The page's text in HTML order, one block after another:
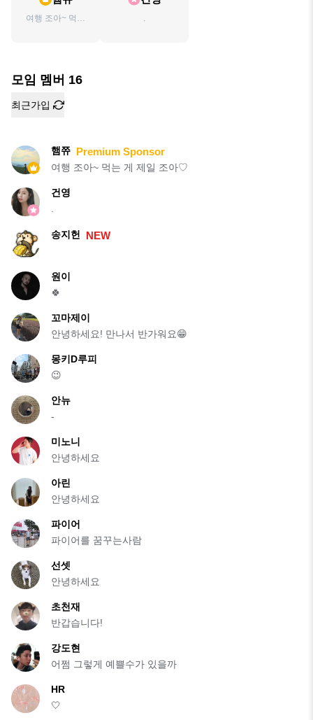
여행 조아~ 먹는
모임 멤버 16
최근가입
햄쮸 Premium Sponsor
여행 조아~ 먹는 게 제일 조아♡
건영
송지헌 NEW
원이
🍀
꼬마제이
안녕하세요! 만나서 반가워요😁
몽키D루피
😉
안뉴
-
미노니
안녕하세요
아린
안녕하세요
파이어
파이어를 꿈꾸는사람
선셋
안녕하세요
초천재
반갑습니다!
강도현
어쩜 그렇게 예쁠수가 있을까
HR
🤍